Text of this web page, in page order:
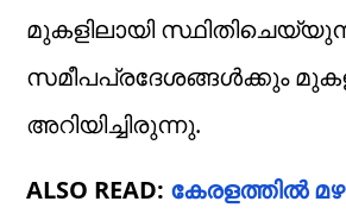
മുകളിലായി
സമീപപ്രദേശങ്ങൾക്കും
അറിയിച്ചിരുന്നു.
ALSO READ: കേരളത്തിൽ